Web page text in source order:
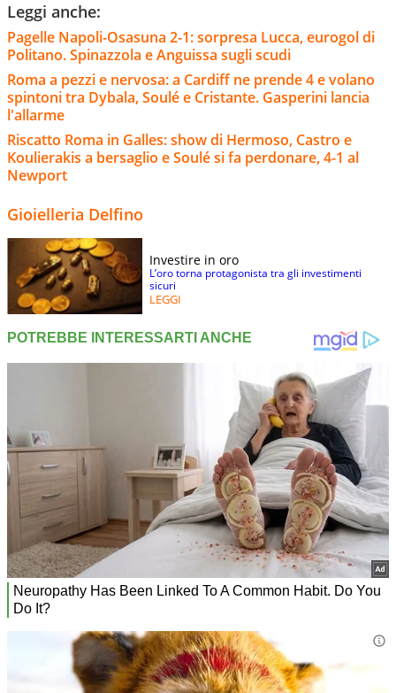
Leggi anche:
Pagelle Napoli-Osasuna 2-1: sorpresa Lucca, eurogol di
Politano. Spinazzola e Anguissa sugli scudi
Roma a pezzi e nervosa: a Cardiff ne prende 4 e volano
spintoni tra Dybala, Soulé e Cristante. Gasperini lancia
l'allarme
Riscatto Roma in Galles: show di Hermoso, Castro e
Koulierakis a bersaglio e Soulé si fa perdonare, 4-1 al
Newport
Gioielleria Delfino
Investire in oro
L’oro torna protagonista tra gli investimenti
sicuri
LEGGI